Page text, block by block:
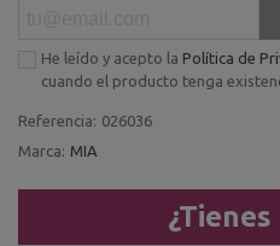
He leído y acepto la Política de
cuando el producto tenga
Referencia: 026036
Marca: MIA
¿Tienes